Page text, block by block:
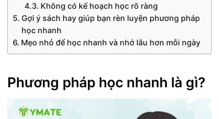
Không có kế hoạch học rõ ràng
Gợi ý sách hay giúp bạn rèn luyện phương pháp
học nhanh
Mẹo nhỏ để học nhanh và nhớ lâu hơn mỗi ngày
Phương pháp học nhanh là gì?